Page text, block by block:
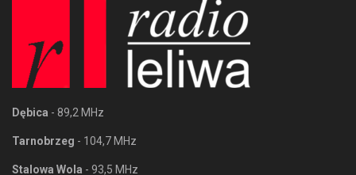
Dębica - 89,2 MHz
Tarnobrzeg - 104,7 MHz
Stalowa Wola - 93,5 MHz